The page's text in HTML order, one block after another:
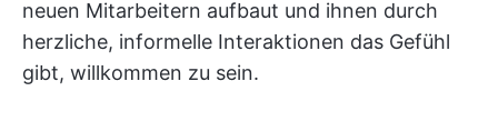
neuen Mitarbeitern aufbaut und ihnen durch
herzliche, informelle Interaktionen das Gefühl
gibt, willkommen zu sein.